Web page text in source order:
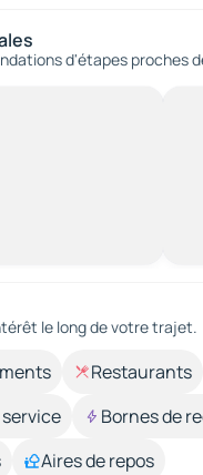
d'étapes proches
le long de votre trajet.
Restaurants
Bornes de
Aires de repos